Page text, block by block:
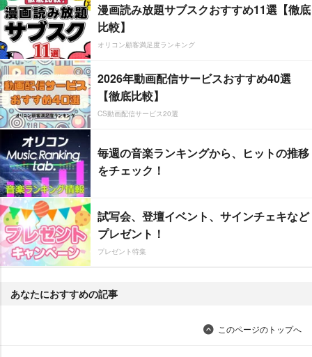
漫画読み放題サブスクおすすめ11選【徹底
比較】
オリコン顧客満足度ランキング
2026年動画配信サービスおすすめ40選
【徹底比較】
CS動画配信サービス20選
毎週の音楽ランキングから、ヒットの推移
をチェック！
試写会、登壇イベント、サインチェキなど
プレゼント！
プレゼント特集
あなたにおすすめの記事
このページのトップへ